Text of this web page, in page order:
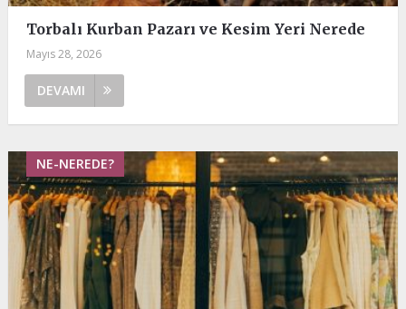
Torbalı Kurban Pazarı ve Kesim Yeri Nerede
Mayıs 28, 2026
DEVAMI
NE-NEREDE?